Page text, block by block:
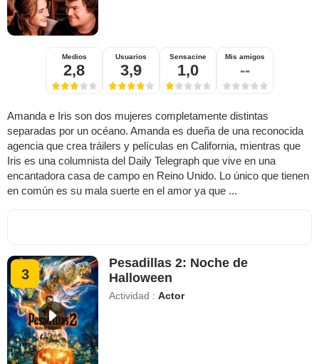
Medios
2,8
Usuarios
3,9
Sensacine
1,0
Mis amigos
--
Amanda e Iris son dos mujeres completamente distintas
separadas por un océano. Amanda es dueña de una reconocida
agencia que crea tráilers y películas en California, mientras que
Iris es una columnista del Daily Telegraph que vive en una
encantadora casa de campo en Reino Unido. Lo único que tienen
en común es su mala suerte en el amor ya que ...
3
Pesadillas 2: Noche de
Halloween
Actividad :Actor